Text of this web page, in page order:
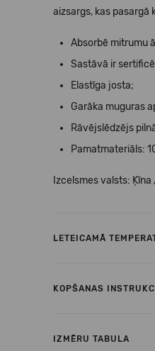
aizsargs, kas pasargā
Absorbē mitrumu
Sastāvā ir
Elastīga josta;
Garāka muguras
Rāvējslēdzējs
Pamatmateriāls:
Izcelsmes valsts:
LETEICAMĀ
KOPŠANAS
IZMĒRU TABULA